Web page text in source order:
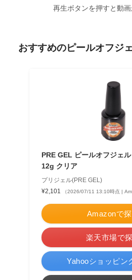
再生ボタンを押すと動画
おすすめのピールオフジ
PRE GEL ピールオフジェ
12g クリア
プリジェル(PRE GEL)
¥2,101
（2026/07/11 13:10時点 |
Amazonで
楽天市場で
Yahooショッピン